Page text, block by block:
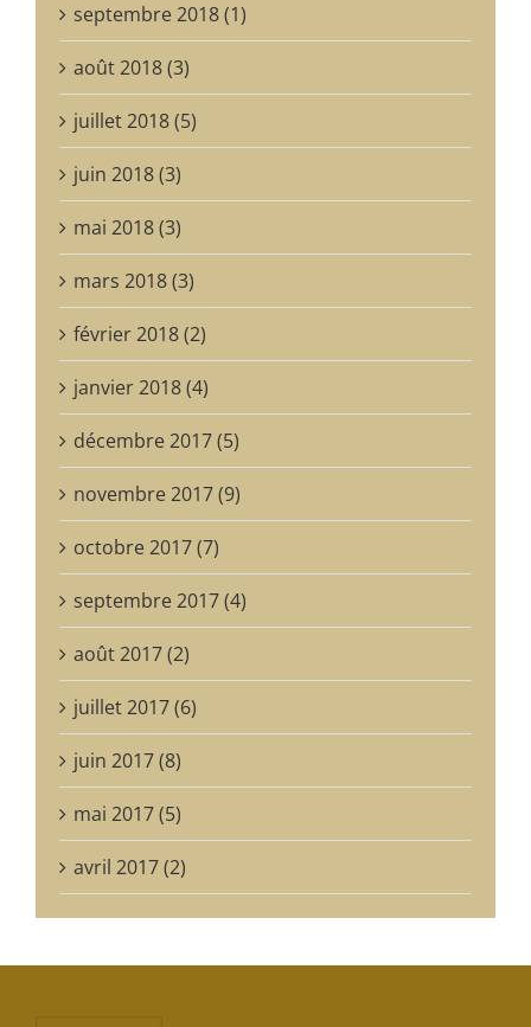
septembre 2018 (1)
août 2018 (3)
juillet 2018 (5)
juin 2018 (3)
mai 2018 (3)
mars 2018 (3)
février 2018 (2)
janvier 2018 (4)
décembre 2017 (5)
novembre 2017 (9)
octobre 2017 (7)
septembre 2017 (4)
août 2017 (2)
juillet 2017 (6)
juin 2017 (8)
mai 2017 (5)
avril 2017 (2)